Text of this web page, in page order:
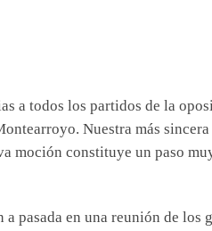
a todos los partidos de la
Nuestra más
moción constituye un paso
a pasada en una reunión de